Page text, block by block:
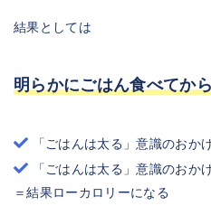
結果としては
明らかにごはん食べてか
「ごはんは太る」意識のおか
「ごはんは太る」意識のおか
＝結果ローカロリーになる